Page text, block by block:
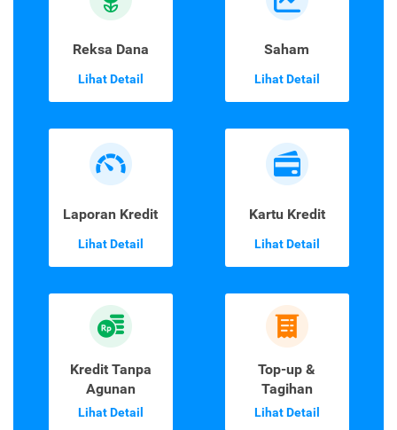
Reksa Dana
Lihat Detail
Saham
Lihat Detail
Laporan Kredit
Lihat Detail
Kartu Kredit
Lihat Detail
Kredit Tanpa
Agunan
Lihat Detail
Top-up &
Tagihan
Lihat Detail